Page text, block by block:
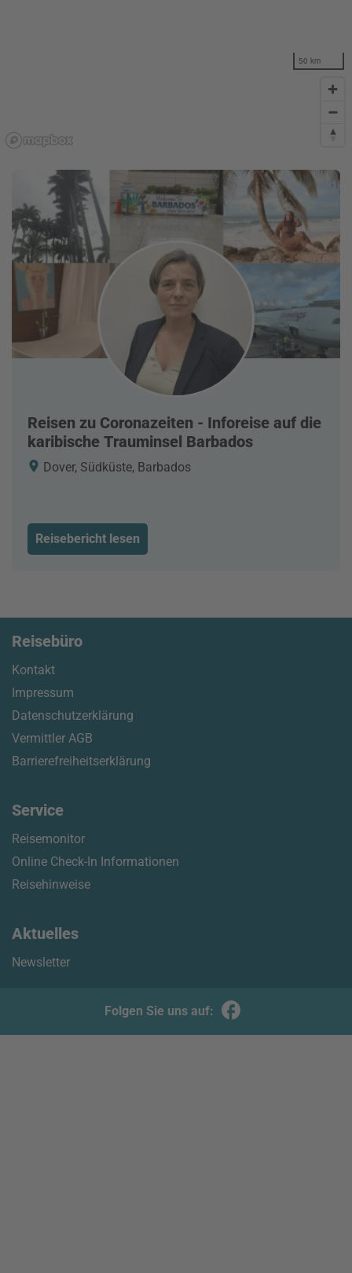
50 km
Reisen zu Coronazeiten - Inforeise auf die
karibische Trauminsel Barbados
Dover, Südküste, Barbados
Reisebericht lesen
Reisebüro
Kontakt
Impressum
Datenschutzerklärung
Vermittler AGB
Barrierefreiheitserklärung
Service
Reisemonitor
Online Check-In Informationen
Reisehinweise
Aktuelles
Newsletter
Folgen Sie uns auf: